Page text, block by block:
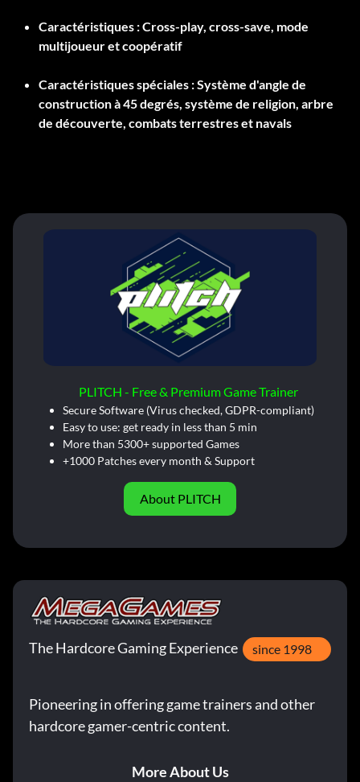
Caractéristiques :Cross-play, cross-save, mode
multijoueur et coopératif
Caractéristiques spéciales :Système d'angle de
construction à 45 degrés, système de religion, arbre
de découverte, combats terrestres et navals
PLITCH - Free & Premium Game Trainer
Secure Software (Virus checked, GDPR-compliant)
Easy to use: get ready in less than 5 min
More than 5300+ supported Games
+1000 Patches every month & Support
About PLITCH
The Hardcore Gaming Experience since 1998
Pioneering in offering game trainers and other
hardcore gamer-centric content.
More About Us